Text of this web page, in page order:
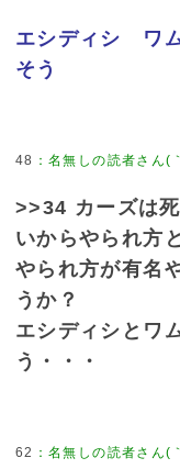
エシディシ ワ
そう
48
>>34 カーズは
いからやられ方
やられ方が有名
うか？
エシディシとワ
う・・・
62